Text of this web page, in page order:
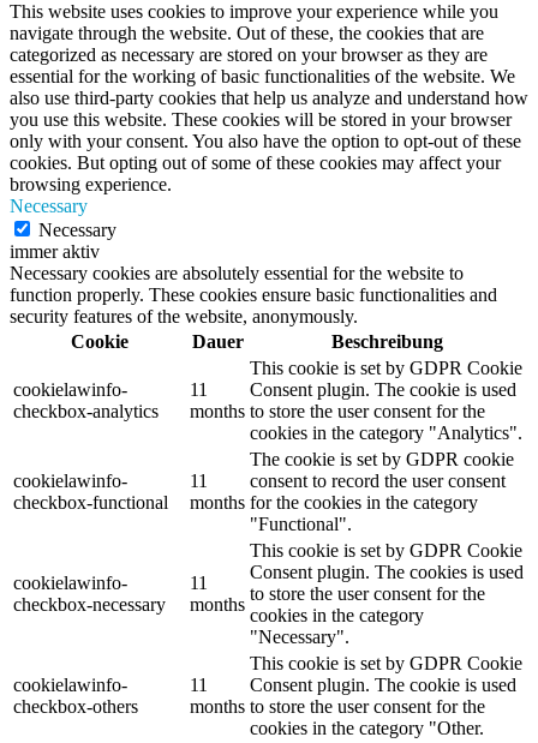
This website uses cookies to improve your experience while you
navigate through the website. Out of these, the cookies that are
categorized as necessary are stored on your browser as they are
essential for the working of basic functionalities of the website. We
also use third-party cookies that help us analyze and understand how
you use this website. These cookies will be stored in your browser
only with your consent. You also have the option to opt-out of these
cookies. But opting out of some of these cookies may affect your
browsing experience.
Necessary
Necessary
immer aktiv
Necessary cookies are absolutely essential for the website to
function properly. These cookies ensure basic functionalities and
security features of the website, anonymously.
Cookie
Dauer Beschreibung
cookielawinfo-
checkbox-analytics
11
months
This cookie is set by GDPR Cookie
Consent plugin. The cookie is used
to store the user consent for the
cookies in the category "Analytics".
cookielawinfo-
checkbox-functional
11
months
The cookie is set by GDPR cookie
consent to record the user consent
for the cookies in the category
"Functional".
cookielawinfo-
checkbox-necessary
11
months
This cookie is set by GDPR Cookie
Consent plugin. The cookies is used
to store the user consent for the
cookies in the category
"Necessary".
cookielawinfo-
checkbox-others
11
months
This cookie is set by GDPR Cookie
Consent plugin. The cookie is used
to store the user consent for the
cookies in the category "Other.